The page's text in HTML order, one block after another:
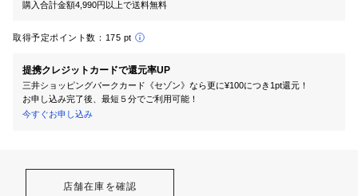
購入合計金額4,990円以上で送料無料
取得予定ポイント数： 175 pt
提携クレジットカードで還元率UP
三井ショッピングパークカード《セゾン》なら更に¥100につき1pt還元！
お申し込み完了後、最短５分でご利用可能！
今すぐお申し込み
店舗在庫を確認